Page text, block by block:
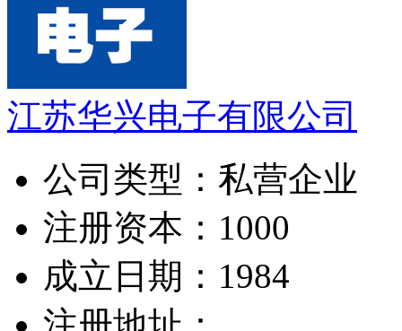
江苏华兴电子有限公司
公司类型： 私营企业
注册资本： 1000
成立日期： 1984